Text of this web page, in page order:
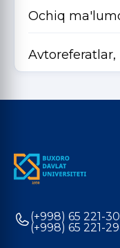
Ochiq
Avtoreferatlar,
(+998) 65 221-
(+998) 65 221-